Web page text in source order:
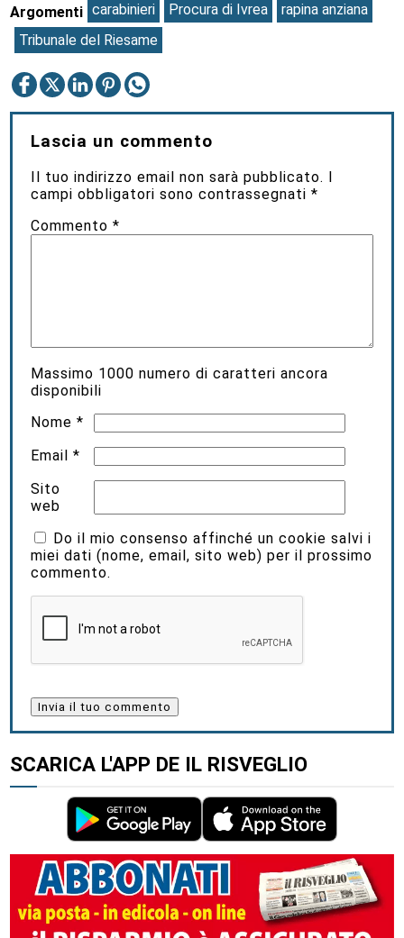
Argomenti carabinieri Procura di Ivrea
rapina anziana
Tribunale del Riesame
Lascia un commento
Il tuo indirizzo email non sarà pubblicato. I
campi obbligatori sono contrassegnati*
Commento*
Massimo 1000 numero di caratteri ancora
disponibili
Nome*
Email*
Sito
web
Do il mio consenso affinché un cookie salvi i
miei dati (nome, email, sito web) per il prossimo
commento.
SCARICA L'APP DE IL RISVEGLIO